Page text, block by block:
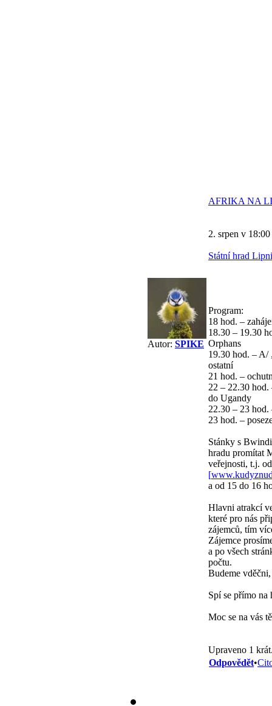
Autor: SPIKE
AFRIKA NA
2. srpen v 18:00
Státní hrad
Program:
18 hod. –
18.30 – 19.30
Orphans
19.30 hod. – A/
ostatní
21 hod. –
22 – 22.30
do Ugandy
22.30 – 23 hod.
23 hod. –
Stánky s
hradu promítat
veřejnosti, t.j.
[
a od 15 do 16
Hlavni atrakcí
které pro nás
zájemců, tím
Zájemce
a po všech
počtu.
Budeme
Spí se přímo na
Moc se na vás
Upraveno 1
Odpovědět•